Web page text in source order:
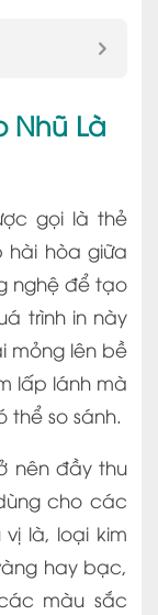
Nhũ Là
gọi là thẻ
hài hòa giữa
nghệ để tạo
trình in này
mỏng lên bề
lấp lánh mà
so sánh.
nên đầy thu
cho các
là, loại kim
hay bạc,
màu sắc